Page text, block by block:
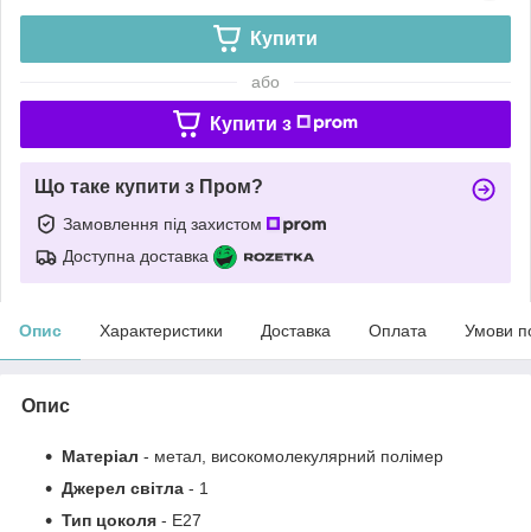
Купити
або
Купити з
Що таке купити з Пром?
Замовлення під захистом
Доступна доставка
Опис Характеристики Доставка Оплата Умови
Опис
Матеріал - метал, високомолекулярний полімер
Джерел світла - 1
Тип цоколя - Е27